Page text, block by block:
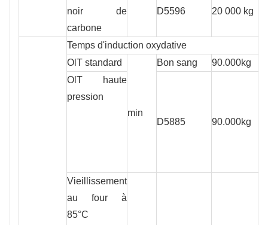
noir de
carbone
D5596 20 000 kg
Temps d'induction oxydative
OlT standard
min
Bon sang 90.000kg
OlT haute
pression
D5885 90.000kg
Vieillissement
au four à
85°C